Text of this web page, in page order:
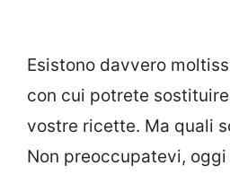
Esistono davvero
con cui potrete
vostre ricette. Ma quali
Non preoccupatevi,